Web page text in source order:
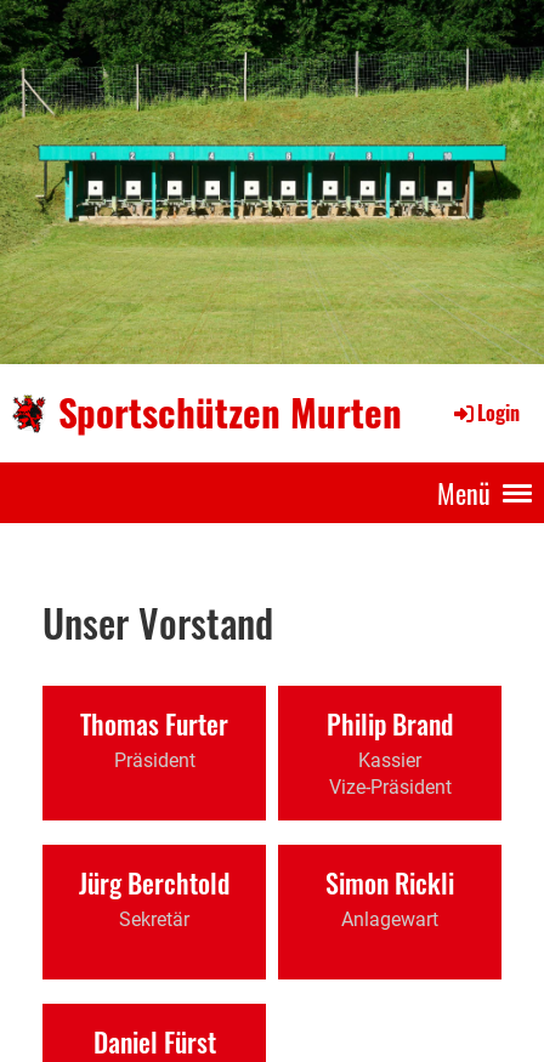
Sportschützen Murten Login
Menü
Unser Vorstand
Thomas Furter
Präsident
Philip Brand
Kassier
Vize-Präsident
Jürg Berchtold
Sekretär
Simon Rickli
Anlagewart
Daniel Fürst